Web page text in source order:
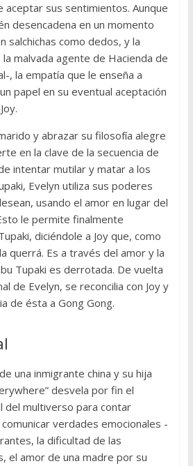
aceptar sus sentimientos. Aunque
desencadena en un momento
salchichas como dedos, y la
malvada agente de Hacienda de
, la empatía que le enseña a
papel en su eventual aceptación
y abrazar su filosofía alegre
en la clave de la secuencia de
intentar mutilar y matar a los
Evelyn utiliza sus poderes
usando el amor en lugar del
le permite finalmente
diciéndole a Joy que, como
querrá. Es a través del amor y la
Tupaki es derrotada. De vuelta
de Evelyn, se reconcilia con Joy y
de ésta a Gong Gong.
una inmigrante china y su hija
desvela por fin el
del multiverso para contar
verdades emocionales -
la dificultad de las
el amor de una madre por su